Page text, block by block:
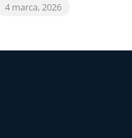
4 marca, 2026